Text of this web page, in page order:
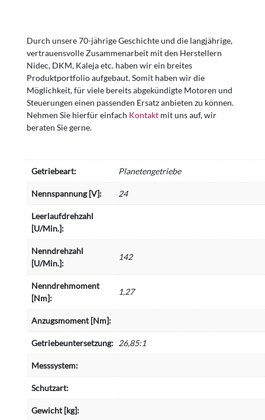
Durch unsere 70-jährige Geschichte und die langjährige,
vertrauensvolle Zusammenarbeit mit den Herstellern
Nidec, DKM, Kaleja etc. haben wir ein breites
Produktportfolio aufgebaut. Somit haben wir die
Möglichkeit, für viele bereits abgekündigte Motoren und
Steuerungen einen passenden Ersatz anbieten zu können.
Nehmen Sie hierfür einfach Kontaktmit uns auf, wir
beraten Sie gerne.
Getriebeart: Planetengetriebe
Nennspannung [V]: 24
Leerlaufdrehzahl
[U/Min.]:
Nenndrehzahl
[U/Min.]:
142
Nenndrehmoment
[Nm]:
1,27
Anzugsmoment [Nm]:
Getriebeuntersetzung: 26,85:1
Messsystem:
Schutzart:
Gewicht [kg]: